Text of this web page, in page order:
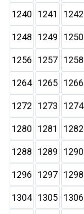
1240 1241 1242
1248 1249 1250
1256 1257 1258
1264 1265 1266
1272 1273 1274
1280 1281 1282
1288 1289 1290
1296 1297 1298
1304 1305 1306